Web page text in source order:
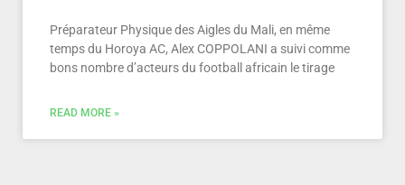
Préparateur Physique des Aigles du Mali, en même
temps du Horoya AC, Alex COPPOLANI a suivi comme
bons nombre d’acteurs du football africain le tirage
READ MORE »